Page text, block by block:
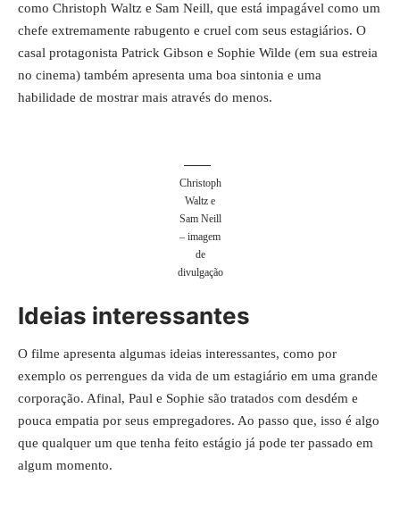
como Christoph Waltz e Sam Neill, que está impagável como um
chefe extremamente rabugento e cruel com seus estagiários. O
casal protagonista Patrick Gibson e Sophie Wilde (em sua estreia
no cinema) também apresenta uma boa sintonia e uma
habilidade de mostrar mais através do menos.
Christoph
Waltz e
Sam Neill
– imagem
de
divulgação
Ideias interessantes
O filme apresenta algumas ideias interessantes, como por
exemplo os perrengues da vida de um estagiário em uma grande
corporação. Afinal, Paul e Sophie são tratados com desdém e
pouca empatia por seus empregadores. Ao passo que, isso é algo
que qualquer um que tenha feito estágio já pode ter passado em
algum momento.